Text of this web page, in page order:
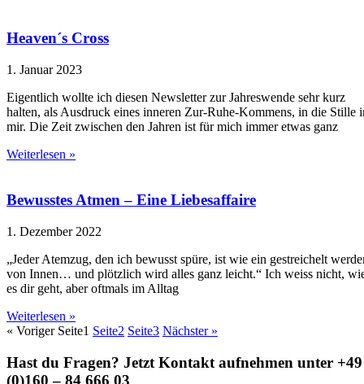
Heaven´s Cross
1. Januar 2023
Eigentlich wollte ich diesen Newsletter zur Jahreswende sehr kurz
halten, als Ausdruck eines inneren Zur-Ruhe-Kommens, in die Stille
mir. Die Zeit zwischen den Jahren ist für mich immer etwas ganz
Weiterlesen »
Bewusstes Atmen – Eine Liebesaffaire
1. Dezember 2022
„Jeder Atemzug, den ich bewusst spüre, ist wie ein gestreichelt
von Innen… und plötzlich wird alles ganz leicht.“ Ich weiss nicht,
es dir geht, aber oftmals im Alltag
Weiterlesen »
« Voriger Seite1 Seite2 Seite3 Nächster »
Hast du Fragen? Jetzt Kontakt aufnehmen unter +49
(0)160 – 84 666 03